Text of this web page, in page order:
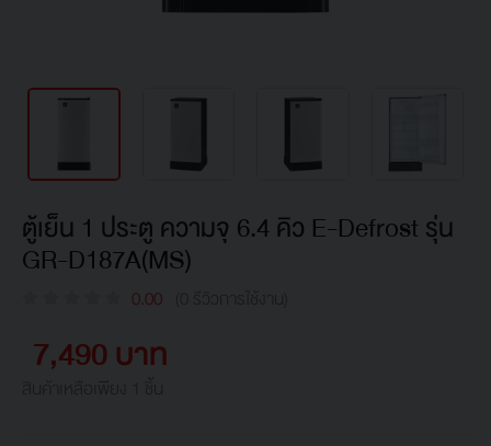
ตู้เย็น 1 ประตู ความจุ 6.4 คิว E-Defrost รุ่น
GR-D187A(MS)
0.00
7,490 บาท